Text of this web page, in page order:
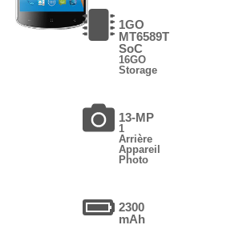
1GO
MT6589T
SoC
16GO
Storage
13-MP
1
Arrière
Appareil
Photo
2300
mAh